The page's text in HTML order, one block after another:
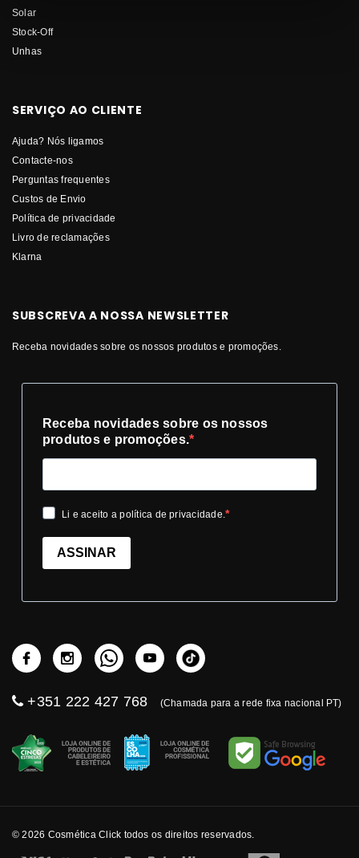
Solar
Stock-Off
Unhas
SERVIÇO AO CLIENTE
Ajuda? Nós ligamos
Contacte-nos
Perguntas frequentes
Custos de Envio
Política de privacidade
Livro de reclamações
Klarna
SUBSCREVA A NOSSA NEWSLETTER
Receba novidades sobre os nossos produtos e promoções.
Receba novidades sobre os nossos
produtos e promoções.
Li e aceito a política de privacidade.
ASSINAR
+351 222 427 768 (Chamada para a rede fixa nacional PT)
© 2026 Cosmética Click todos os direitos reservados.